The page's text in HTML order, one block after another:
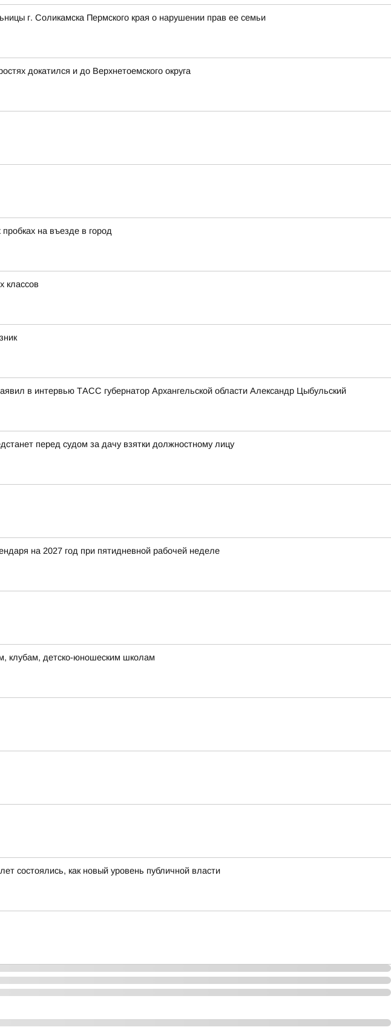
г. Соликамска Пермского края о нарушении прав ее семьи
докатился и до Верхнетоемского округа
на въезде в город
классов
в интервью ТАСС губернатор Архангельской области Александр Цыбульский
перед судом за дачу взятки должностному лицу
на 2027 год при пятидневной рабочей неделе
клубам, детско-юношеским школам
состоялись, как новый уровень публичной власти